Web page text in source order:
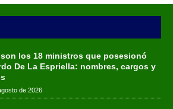
los 18 ministros que posesionó
De La Espriella: nombres, cargos y
de 2026